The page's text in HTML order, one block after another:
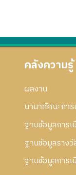
า
ร
คลังความรู้
ผลงาน
นานาทัศนะการ
ฐานข้อมูลการ
ฐานข้อมูลราง
ฐานข้อมูลการ